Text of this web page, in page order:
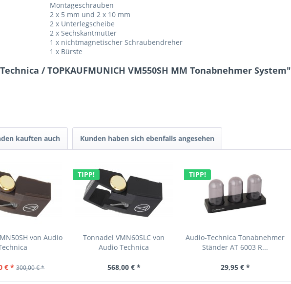
Montageschrauben
2 x 5 mm und 2 x 10 mm
2 x Unterlegscheibe
2 x Sechskantmutter
1 x nichtmagnetischer Schraubendreher
1 x Bürste
/ TOPKAUFMUNICH VM550SH MM Tonabnehmer System"
kauften auch Kunden haben sich ebenfalls angesehen
von Audio
€ * 300,00 € *
TIPP!
Tonnadel VMN60SLC von
Audio Technica
568,00 € *
TIPP!
Audio-Technica Tonabnehmer
Ständer AT 6003 R...
29,95 € *